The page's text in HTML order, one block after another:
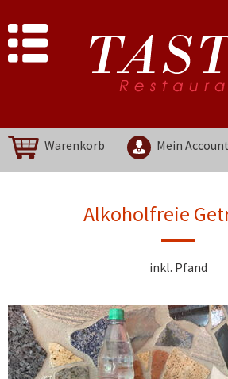
Warenkorb Mein Account
Alkoholfreie
inkl. Pfand